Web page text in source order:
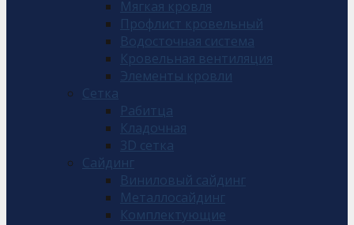
Мягкая кровля
Профлист кровельный
Водосточная система
Кровельная вентиляция
Элементы кровли
Сетка
Рабитца
Кладочная
3D сетка
Сайдинг
Виниловый сайдинг
Металлосайдинг
Комплектующие